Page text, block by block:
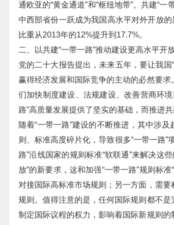
通欧亚的“黄金通道”和“枢纽地带”。共建“
中西部省份一跃成为我国高水平对外开放
比重从2013年的12%提升到17.7%。
二、以共建“一带一路”推动建设更高水平开
党的二十大报告提出，未来五年，要让我
赢得经济发展和国际竞争的主动的必然要
们加快制度建设、法规建设、改善营商环
路”高质量发展提供了坚实的基础，而推进
随着“一带一路”建设的不断推进，其中涉
则、标准高度碎片化，导致很多“一带一路
路”沿线国家的规则标准“软联通”来解决这
放”的新要求，这和加强“一带一路”规则标
对接国际高标准市场规则；另一方面，需
规则。值得注意的是，任何国际规则都不
制定国际议程的权力，影响着国际新规则